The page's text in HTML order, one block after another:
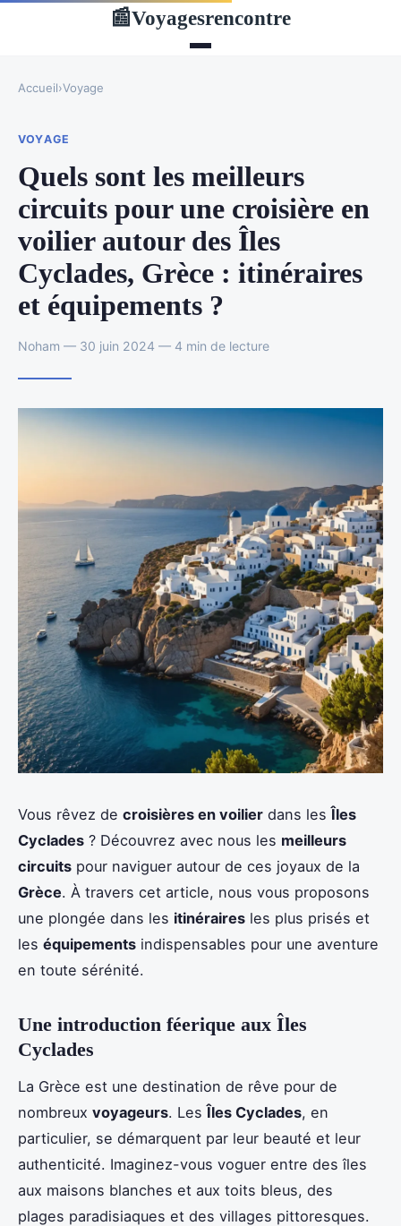
📰Voyagesrencontre
Accueil›Voyage
VOYAGE
Quels sont les meilleurs
circuits pour une croisière en
voilier autour des Îles
Cyclades, Grèce : itinéraires
et équipements ?
Noham — 30 juin 2024 — 4 min de lecture
Vous rêvez de croisières en voilier dans lesÎles
Cyclades ? Découvrez avec nous les meilleurs
circuits pour naviguer autour de ces joyaux de la
Grèce. À travers cet article, nous vous proposons
une plongée dans les itinéraires les plus prisés et
les équipements indispensables pour une aventure
en toute sérénité.
Une introduction féerique aux Îles
Cyclades
La Grèce est une destination de rêve pour de
nombreux voyageurs. LesÎles Cyclades, en
particulier, se démarquent par leur beauté et leur
authenticité. Imaginez-vous voguer entre des îles
aux maisons blanches et aux toits bleus, des
plages paradisiaques et des villages pittoresques.